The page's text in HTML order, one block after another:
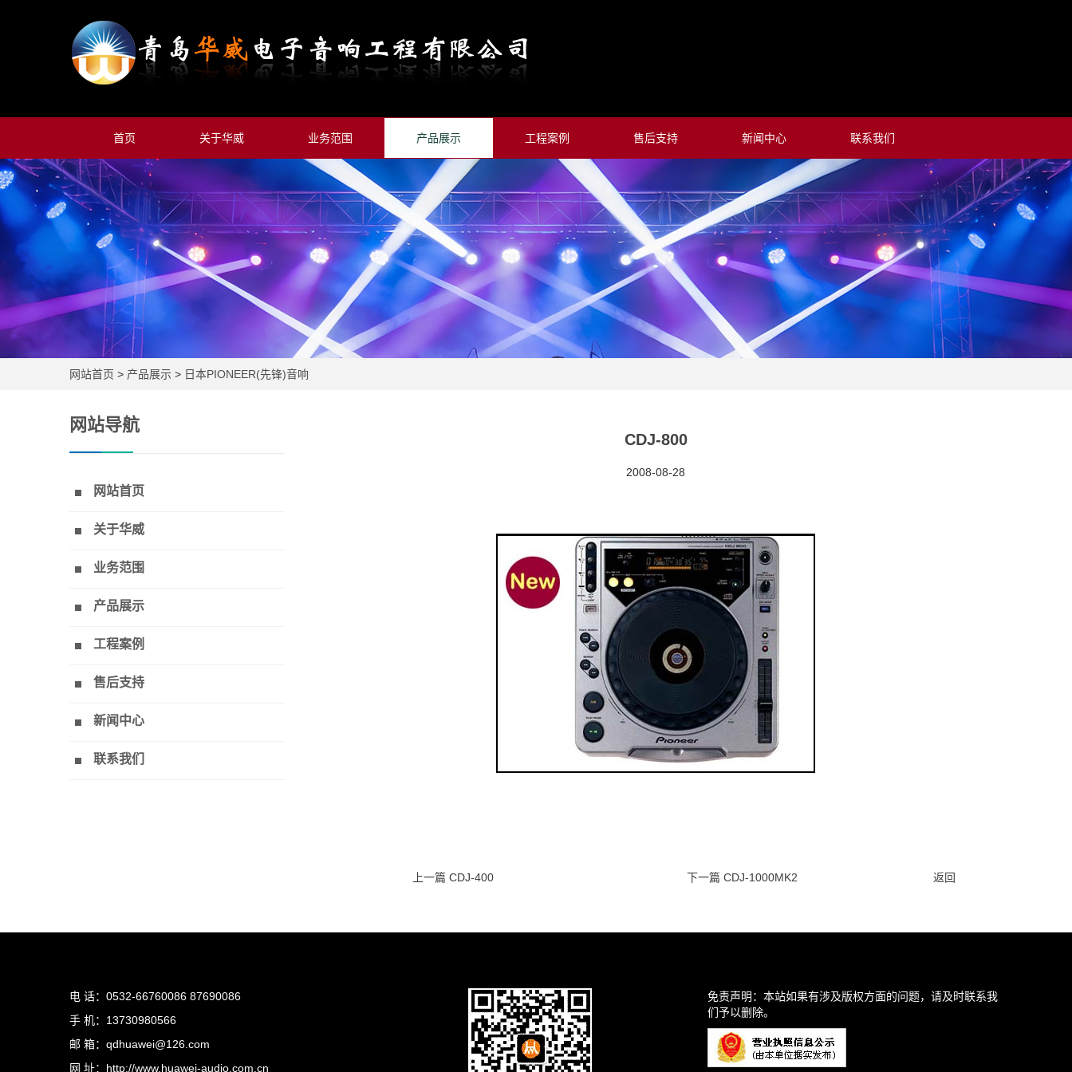
首页 关于华威 业务范围 产品展示 工程案例 售后支持 新闻中心 联系我们
网站首页 > 产品展示 > 日本PIONEER(先锋)音响
CDJ-800
2008-08-28
上一篇 CDJ-400 下一篇 CDJ-1000MK2 返回
网站导航
网站首页
关于华威
业务范围
产品展示
工程案例
售后支持
新闻中心
联系我们
电 话：0532-66760086 87690086
手 机：13730980566
邮 箱：qdhuawei@126.com
网 址：http://www.huawei-audio.com.cn
免责声明：本站如果有涉及版权方面的问题，请及时联系我
们予以删除。